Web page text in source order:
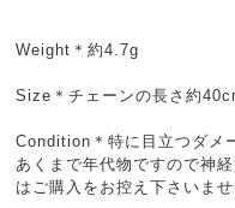
Weight＊約4.7g
Size＊チェーンの長さ約
Condition＊特に目立つダメ
あくまで年代物ですので神
はご購入をお控え下さいませ